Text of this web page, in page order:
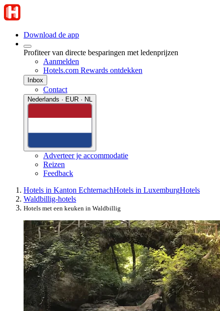
Download de app
Profiteer van directe besparingen met ledenprijzen
Aanmelden
Hotels.com Rewards ontdekken
Inbox
Contact
Nederlands · EUR · NL
Adverteer je accommodatie
Reizen
Feedback
Hotels in Kanton EchternachHotels in LuxemburgHotels
Waldbillig-hotels
Hotels met een keuken in Waldbillig